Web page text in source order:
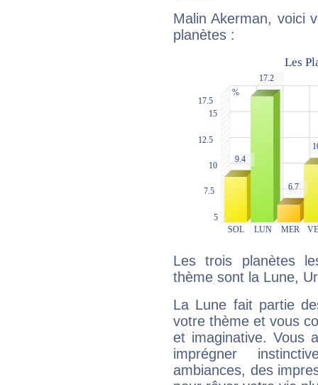
Malin Akerman, voici
planètes :
Les trois planètes
thème sont la Lune,
La Lune fait partie
votre thème et vous
et imaginative. Vous
imprégner
ambiances, des